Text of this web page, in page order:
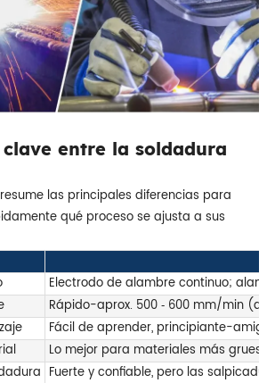
entre la soldadura
las principales diferencias para
qué proceso se ajusta a sus
Electrodo de alambre continuo;
Rápido-aprox. 500 ‑ 600 mm/min
Fácil de aprender, principiante-
Lo mejor para materiales más
Fuerte y confiable, pero las